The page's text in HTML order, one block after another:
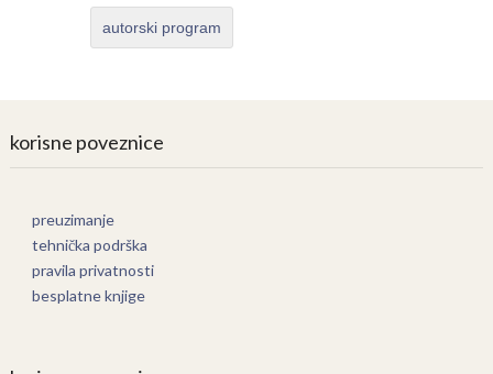
autorski program
korisne poveznice
preuzimanje
tehnička podrška
pravila privatnosti
besplatne knjige